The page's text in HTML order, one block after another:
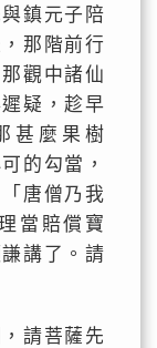
鎮元子陪
那階前行
觀中諸仙
疑，趁早
甚麼果樹
的勾當，
唐僧乃我
當賠償寶
講了。請
請菩薩先